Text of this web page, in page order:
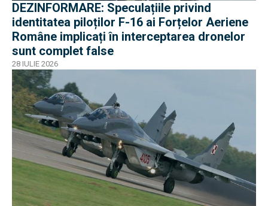
DEZINFORMARE: Speculațiile privind
identitatea piloților F-16 ai Forțelor Aeriene
Române implicați în interceptarea dronelor
sunt complet false
28 IULIE 2026